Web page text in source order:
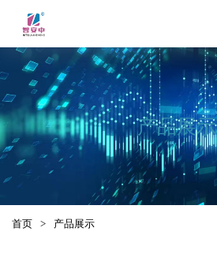
产品展示
首页 > 产品展示